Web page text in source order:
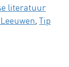
literatuur
Tip